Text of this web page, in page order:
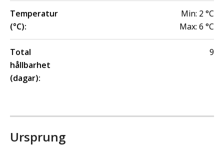
Temperatur
(°C):
Min: 2 °C
Max: 6 °C
Total
hållbarhet
(dagar):
9
Ursprung